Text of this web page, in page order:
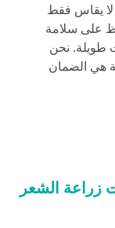
لا يقاس فقط
على سلامة
طويلة. نحن
هي الضمان
زراعة الشعر